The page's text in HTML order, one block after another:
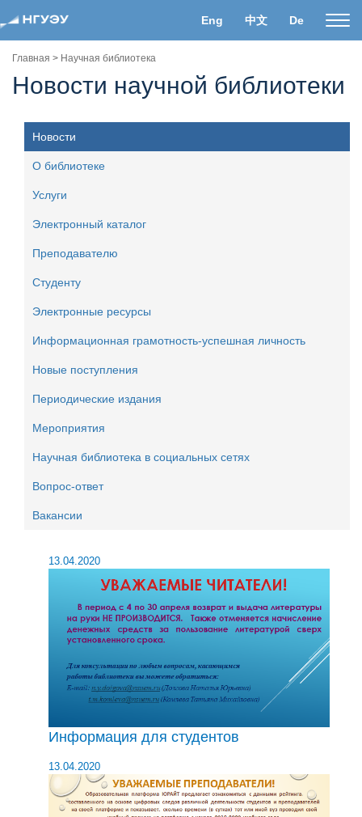
Eng 中文 De
Главная > Научная библиотека
Новости научной библиотеки
Новости
О библиотеке
Услуги
Электронный каталог
Преподавателю
Студенту
Электронные ресурсы
Информационная грамотность-успешная личность
Новые поступления
Периодические издания
Мероприятия
Научная библиотека в социальных сетях
Вопрос-ответ
Вакансии
13.04.2020
Информация для студентов
13.04.2020